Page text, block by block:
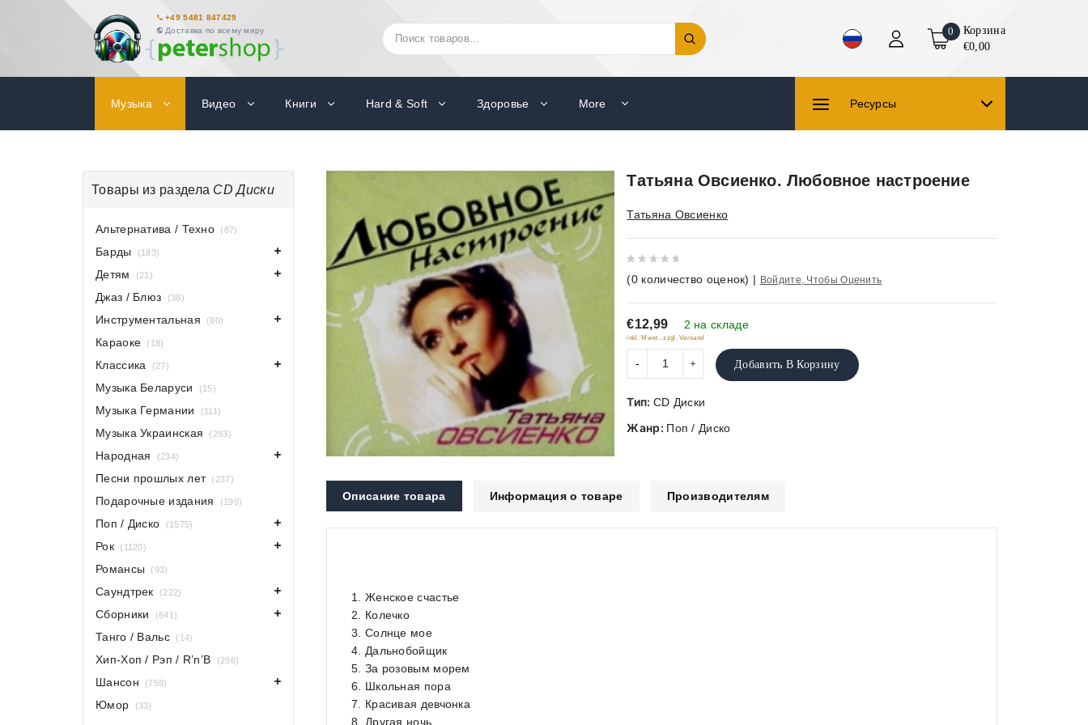
+49 5481 847429
Доставка по всему миру
Искать: 0
Корзина
€0,00
Музыка Видео Книги Hard & Soft Здоровье More Ресурсы
Татьяна Овсиенко. Любовное настроение
Татьяна Овсиенко
out
of
5
(0 количество оценок) | Войдите, Чтобы Оценить
€12,99 2 на складе
inkl. Mwst., zzgl. Versand
Добавить В Корзину
Тип: CD Диски
Жанр: Поп / Диско
Описание товара Информация о товаре Производителям
1. Женское счастье
2. Колечко
3. Солнце мое
4. Дальнобойщик
5. За розовым морем
6. Школьная пора
7. Красивая девчонка
8. Другая ночь
Товары из раздела CD Диски
Альтернатива / Техно (87)
Барды (183)
Детям (21)
Джаз / Блюз (38)
Инструментальная (80)
Караоке (18)
Классика (27)
Музыка Беларуси (15)
Музыка Германии (111)
Музыка Украинская (283)
Народная (234)
Песни прошлых лет (237)
Подарочные издания (199)
Поп / Диско (1575)
Рок (1120)
Романсы (93)
Саундтрек (222)
Сборники (641)
Танго / Вальс (14)
Хип-Хоп / Рэп / R’n’B (296)
Шансон (759)
Юмор (33)